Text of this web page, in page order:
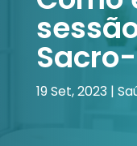
19 Set, 2023|